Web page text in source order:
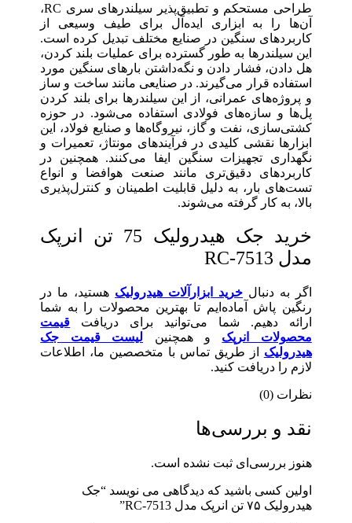
طراحی مستحکم و تطبیق‌پذیر سیلندرهای سری RC،
آن‌ها را به ابزاری ایده‌آل برای طیف وسیعی از
کاربردهای سنگین در صنایع مختلف تبدیل کرده است.
این سیلندرها به طور گسترده برای عملیات بلند کردن،
هل دادن، فشار دادن و نگه‌داشتن بارهای سنگین مورد
استفاده قرار می‌گیرند. در صنایعی مانند ساخت و ساز
و پروژه‌های عمرانی، از این سیلندرها برای بلند کردن
پل‌ها و سازه‌های فولادی استفاده می‌شود. در حوزه
کشتی‌سازی، نفت و گاز، نیروگاه‌ها و صنایع فولاد، این
ابزارها نقشی کلیدی در فرآیندهای مونتاژ، تعمیرات و
نگهداری تجهیزات سنگین ایفا می‌کنند. همچنین در
کاربردهای دقیق‌تری مانند صنعت هوافضا و انواع
تست‌های بار، به دلیل قابلیت اطمینان و کنترل‌پذیری
بالا، به کار گرفته می‌شوند.
خرید جک هیدرولیک 75 تن انرپک
مدل RC-7513
اگر به دنبالخرید ابزارآلات هیدرولیک هستید، ما در
رنگین پاش آماده‌ایم تا بهترین محصولات را به شما
ارائه دهیم. شما می‌توانید برای دریافت قیمت
محصولات انرپک و همچنین لیست قیمت جک
هیدرولیک از طریق تماس با متخصصین ما، اطلاعات
لازم را دریافت کنید.
نظرات (0)
نقد و بررسی‌ها
هنوز بررسی‌ای ثبت نشده است.
اولین کسی باشید که دیدگاهی می نویسد “جک
هیدرولیک ۷۵ تن انرپک مدل RC-7513”